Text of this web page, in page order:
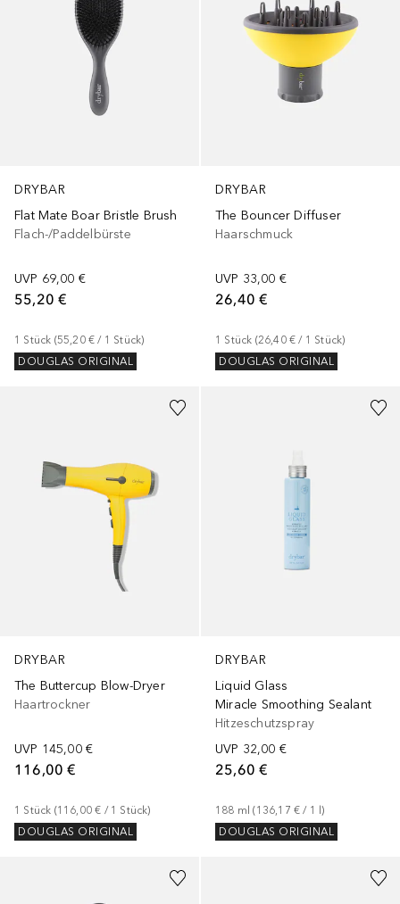
DRYBAR
Flat Mate Boar Bristle Brush
Flach-/Paddelbürste
UVP 69,00 €
55,20 €
1 Stück (55,20 € / 1 Stück)
DOUGLAS ORIGINAL
DRYBAR
The Bouncer Diffuser
Haarschmuck
UVP 33,00 €
26,40 €
1 Stück (26,40 € / 1 Stück)
DOUGLAS ORIGINAL
DRYBAR
The Buttercup Blow-Dryer
Haartrockner
UVP 145,00 €
116,00 €
1 Stück (116,00 € / 1 Stück)
DOUGLAS ORIGINAL
DRYBAR
Liquid Glass
Miracle Smoothing Sealant
Hitzeschutzspray
UVP 32,00 €
25,60 €
188 ml (136,17 € / 1 l)
DOUGLAS ORIGINAL
1Größe
Größe